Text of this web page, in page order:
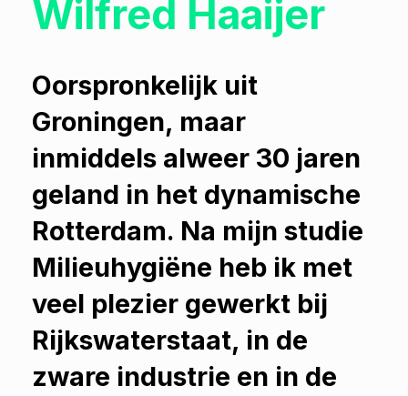
Wilfred Haaijer
Oorspronkelijk uit
Groningen, maar
inmiddels alweer 30 jaren
geland in het dynamische
Rotterdam. Na mijn studie
Milieuhygiëne heb ik met
veel plezier gewerkt bij
Rijkswaterstaat, in de
zware industrie en in de